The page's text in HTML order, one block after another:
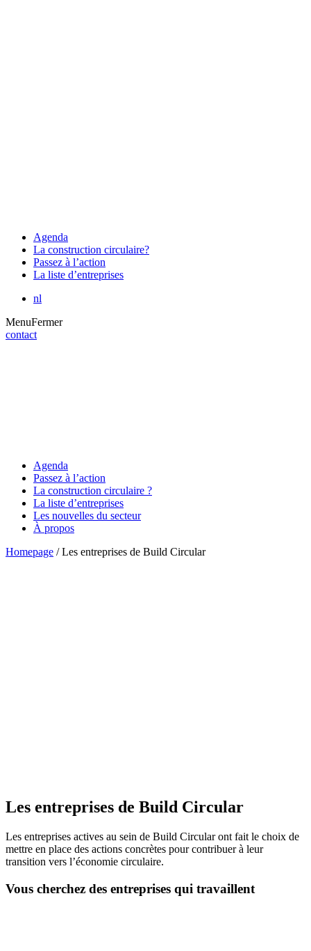
Agenda
La construction circulaire?
Passez à l’action
La liste d’entreprises
nl
MenuFermer
contact
Agenda
Passez à l’action
La construction circulaire ?
La liste d’entreprises
Les nouvelles du secteur
À propos
Homepage /Les entreprises de Build Circular
Les entreprises de Build Circular
Les entreprises actives au sein de Build Circular ont fait le choix de
mettre en place des actions concrètes pour contribuer à leur
transition vers l’économie circulaire.
Vous cherchez des entreprises qui travaillent